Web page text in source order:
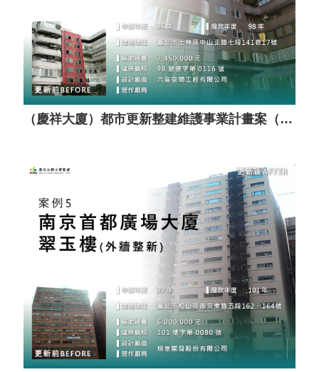
（慶祥大廈）都市更新整建維護事業計畫案（套餐A）